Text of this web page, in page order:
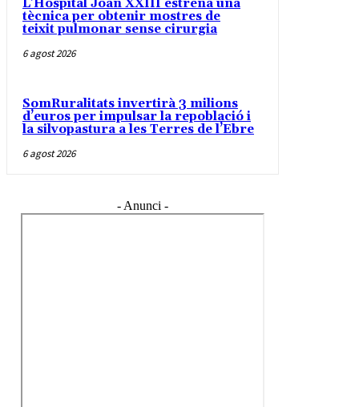
L’Hospital Joan XXIII estrena una
tècnica per obtenir mostres de
teixit pulmonar sense cirurgia
6 agost 2026
SomRuralitats invertirà 3 milions
d’euros per impulsar la repoblació i
la silvopastura a les Terres de l’Ebre
6 agost 2026
- Anunci -